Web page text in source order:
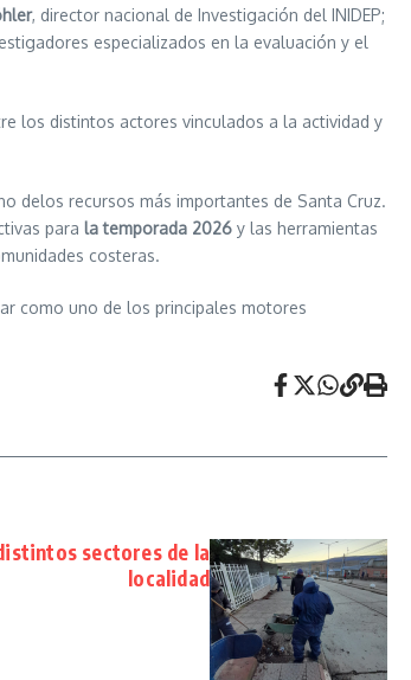
, director nacional de Investigación del INIDEP;
especializados en la evaluación y el
los distintos actores vinculados a la actividad y
delos recursos más importantes de Santa Cruz.
para la temporada 2026 y las herramientas
costeras.
como uno de los principales motores
sectores de la
localidad